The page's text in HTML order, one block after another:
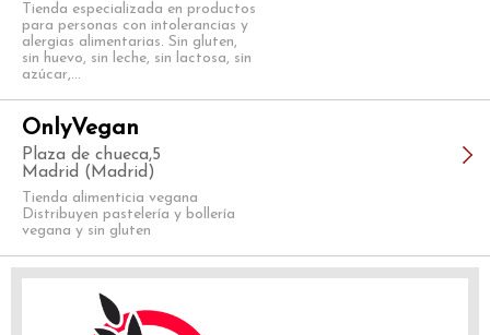
Tienda especializada en productos
para personas con intolerancias y
alergias alimentarias. Sin gluten,
sin huevo, sin leche, sin lactosa, sin
azúcar,...
OnlyVegan
Plaza de chueca,5
Madrid (Madrid)
Tienda alimenticia vegana
Distribuyen pastelería y bollería
vegana y sin gluten